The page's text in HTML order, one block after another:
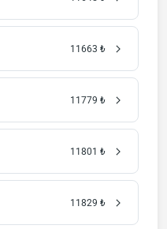
11663 ₺
11779 ₺
11801 ₺
11829 ₺